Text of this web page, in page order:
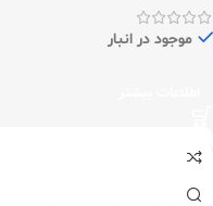
موجود در انبار